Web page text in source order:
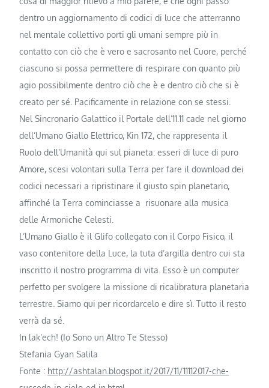
dentro un aggiornamento di codici di luce che atterranno
nel mentale collettivo porti gli umani sempre più in
contatto con ciò che è vero e sacrosanto nel Cuore, perché
ciascuno si possa permettere di respirare con quanto più
agio possibilmente dentro ciò che è e dentro ciò che si è
creato per sé. Pacificamente in relazione con se stessi.
Nel Sincronario Galattico il Portale dell’11.11 cade nel giorno
dell’Umano Giallo Elettrico, Kin 172, che rappresenta il
Ruolo dell’Umanità qui sul pianeta: esseri di luce di puro
Amore, scesi volontari sulla Terra per fare il download dei
codici necessari a ripristinare il giusto spin planetario,
affinché la Terra cominciasse a risuonare alla musica
delle Armoniche Celesti.
L’Umano Giallo è il Glifo collegato con il Corpo Fisico, il
vaso contenitore della Luce, la tuta d’argilla dentro cui sta
inscritto il nostro programma di vita. Esso è un computer
perfetto per svolgere la missione di ricalibratura planetaria
terrestre. Siamo qui per ricordarcelo e dire sì. Tutto il resto
verrà da sé.
In lak’ech! (Io Sono un Altro Te Stesso)
Stefania Gyan Salila
Fonte : http://ashtalan.blogspot.it/2017/11/11112017-che-